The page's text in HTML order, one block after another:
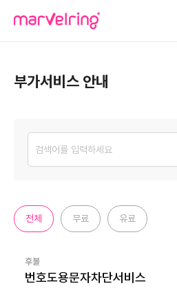
부가서비스 안내
전체 무료 유료
후불
번호도용문자차단서비스